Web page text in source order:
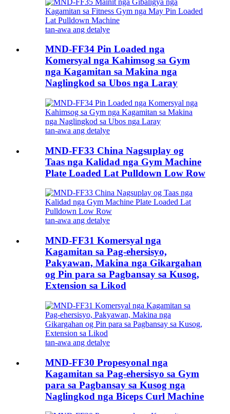
tan-awa ang detalye
MND-FF34 Pin Loaded nga
Komersyal nga Kahimsog sa Gym
nga Kagamitan sa Makina nga
Naglingkod sa Ubos nga Laray
tan-awa ang detalye
MND-FF33 China Nagsuplay og
Taas nga Kalidad nga Gym Machine
Plate Loaded Lat Pulldown Low Row
tan-awa ang detalye
MND-FF31 Komersyal nga
Kagamitan sa Pag-ehersisyo,
Pakyawan, Makina nga Gikargahan
og Pin para sa Pagbansay sa Kusog,
Extension sa Likod
tan-awa ang detalye
MND-FF30 Propesyonal nga
Kagamitan sa Pag-ehersisyo sa Gym
para sa Pagbansay sa Kusog nga
Naglingkod nga Biceps Curl Machine